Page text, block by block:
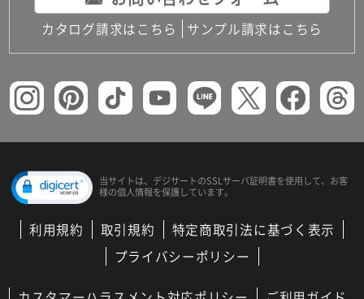
カタログ請求はこちら サンプル請求はこちら
当サイトは、デジサートのSSLサーバ証明書を使用して、 お客
様の個人情報を保護しています。
利用規約 取引規約
特定商取引法に基づく表示
プライバシーポリシー